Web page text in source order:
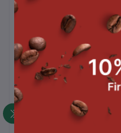
หลอดชาไข่มุกปลายแหลม
(ห่อฟิล์ม) 12มิล 12 แพ็ค
฿480.00